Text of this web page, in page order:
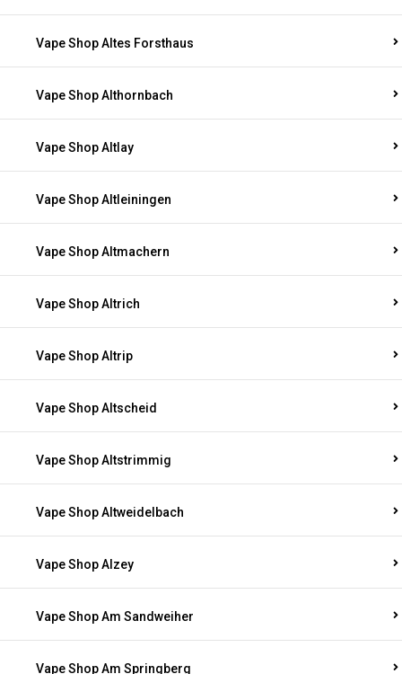
Vape Shop Altes Forsthaus
Vape Shop Althornbach
Vape Shop Altlay
Vape Shop Altleiningen
Vape Shop Altmachern
Vape Shop Altrich
Vape Shop Altrip
Vape Shop Altscheid
Vape Shop Altstrimmig
Vape Shop Altweidelbach
Vape Shop Alzey
Vape Shop Am Sandweiher
Vape Shop Am Springberg